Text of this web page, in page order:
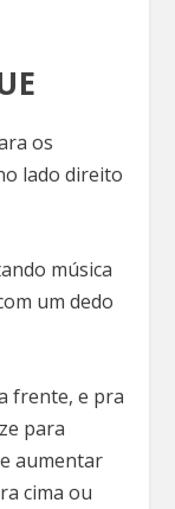
os
lado direito
música
um dedo
frente, e pra
para
aumentar
cima ou